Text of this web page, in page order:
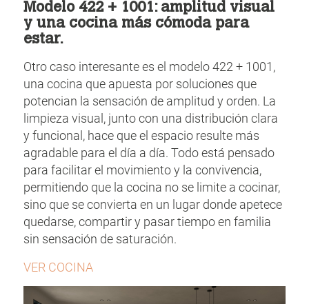
Modelo 422 + 1001: amplitud visual
y una cocina más cómoda para
estar.
Otro caso interesante es el modelo 422 + 1001,
una cocina que apuesta por soluciones que
potencian la sensación de amplitud y orden. La
limpieza visual, junto con una distribución clara
y funcional, hace que el espacio resulte más
agradable para el día a día. Todo está pensado
para facilitar el movimiento y la convivencia,
permitiendo que la cocina no se limite a cocinar,
sino que se convierta en un lugar donde apetece
quedarse, compartir y pasar tiempo en familia
sin sensación de saturación.
VER COCINA